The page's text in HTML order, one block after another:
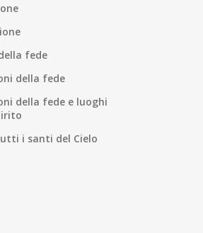
fede
della fede
della fede e luoghi
i santi del Cielo